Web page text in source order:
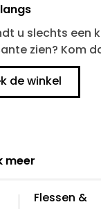
u slechts een
zien? Kom
de winkel
meer
Flessen &